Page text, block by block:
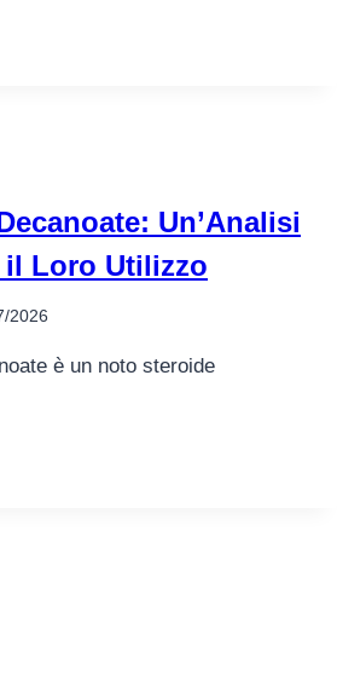
Un’Analisi
Loro Utilizzo
2026
è un noto steroide